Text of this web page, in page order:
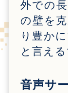
外での
の壁を
り豊か
と言える
音声サ